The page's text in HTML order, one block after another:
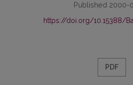
Published 2000-
https://doi.org/10.15388/
PDF